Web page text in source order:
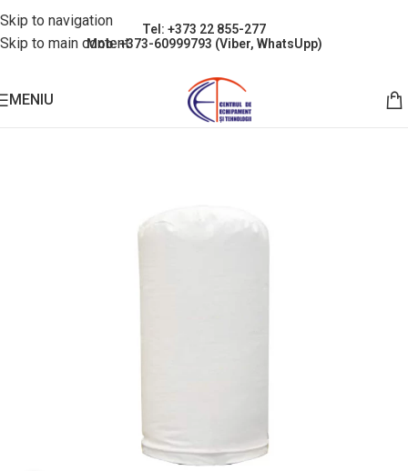
Skip to navigation
Skip to main content
Tel: +373 22 855-277
Mob: +373-60999793 (Viber, WhatsUpp)
MENIU